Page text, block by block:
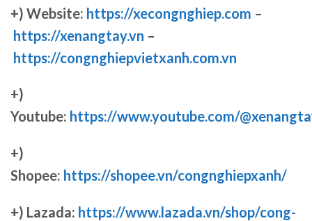
+) Website: https://xecongnghiep.com –
https://xenangtay.vn –
https://congnghiepvietxanh.com.vn
+)
Youtube: https://www.youtube.com/
+)
Shopee: https://shopee.vn/congnghiepxanh/
+) Lazada: https://www.lazada.vn/shop/cong-